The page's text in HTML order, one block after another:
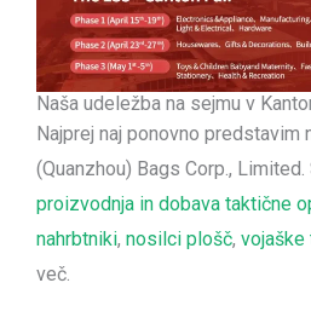
Naša udeležba na sejmu v
Najprej naj ponovno predstavim
(Quanzhou) Bags Corp.,
proizvodnja in dobava taktične
nahrbtniki, nosilci plošč, vojaške
več.